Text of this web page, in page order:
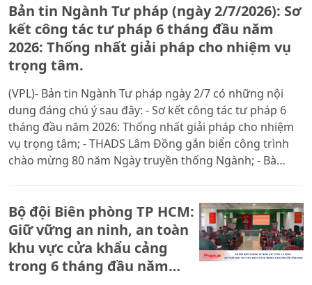
Bản tin Ngành Tư pháp (ngày 2/7/2026): Sơ
kết công tác tư pháp 6 tháng đầu năm
2026: Thống nhất giải pháp cho nhiệm vụ
trọng tâm.
(VPL)- Bản tin Ngành Tư pháp ngày 2/7 có những nội
dung đáng chú ý sau đây: - Sơ kết công tác tư pháp 6
tháng đầu năm 2026: Thống nhất giải pháp cho nhiệm
vụ trọng tâm; - THADS Lâm Đồng gắn biển công trình
chào mừng 80 năm Ngày truyền thống Ngành; - Bà
Bộ đội Biên phòng TP HCM:
Giữ vững an ninh, an toàn
khu vực cửa khẩu cảng
trong 6 tháng đầu năm